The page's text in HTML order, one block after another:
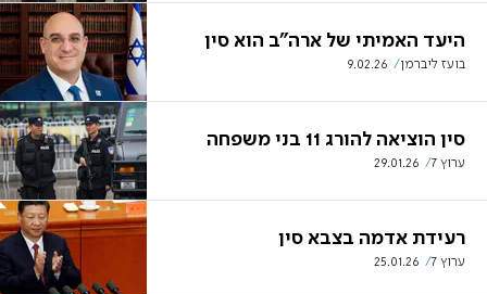
היעד האמיתי של ארה"ב הוא סין
בועז ליברמן 9.02.26
סין הוציאה להורג 11 בני משפחה
ערוץ 7 29.01.26
רעידת אדמה בצבא סין
ערוץ 7 25.01.26